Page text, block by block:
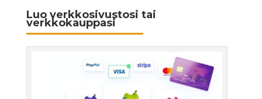
Luo verkkosivustosi tai
verkkokauppasi